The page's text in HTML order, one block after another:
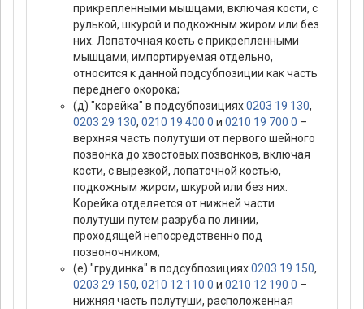
прикрепленными мышцами, включая кости, с
рулькой, шкурой и подкожным жиром или без
них. Лопаточная кость с прикрепленными
мышцами, импортируемая отдельно,
относится к данной подсубпозиции как часть
переднего окорока;
(д) "корейка" в подсубпозициях0203 19 130,
0203 29 130, 0210 19 400 0 и 0210 19 700 0 –
верхняя часть полутуши от первого шейного
позвонка до хвостовых позвонков, включая
кости, с вырезкой, лопаточной костью,
подкожным жиром, шкурой или без них.
Корейка отделяется от нижней части
полутуши путем разруба по линии,
проходящей непосредственно под
позвоночником;
(е) "грудинка" в подсубпозициях0203 19 150,
0203 29 150, 0210 12 110 0 и 0210 12 190 0 –
нижняя часть полутуши, расположенная